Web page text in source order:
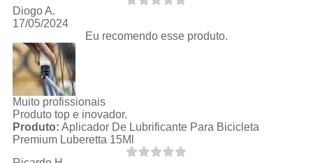
Diogo A.
17/05/2024
Eu recomendo esse produto.
Muito profissionais
Produto top e inovador.
Produto: Aplicador De Lubrificante Para Bicicleta
Premium Luberetta 15Ml